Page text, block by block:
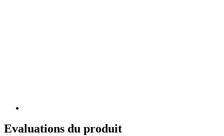
Evaluations du produit